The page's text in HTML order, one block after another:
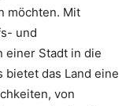
möchten. Mit
und
einer Stadt in die
bietet das Land eine
von